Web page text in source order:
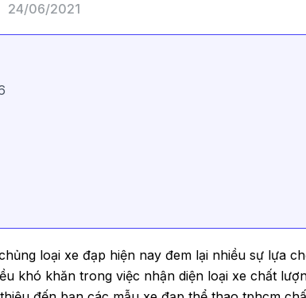
24/06/2021
loại xe đạp hiện nay đem lại nhiều sự lựa
khó khăn trong việc nhận diện loại xe chất